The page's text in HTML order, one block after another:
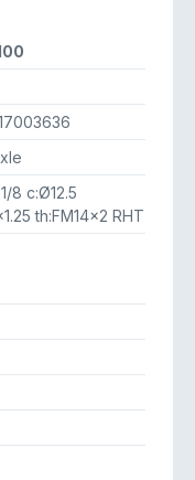
8 c:Ø12.5
th:FM14x2 RHT